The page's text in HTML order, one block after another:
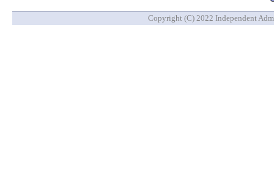
Copyright (C) 2022 Independent